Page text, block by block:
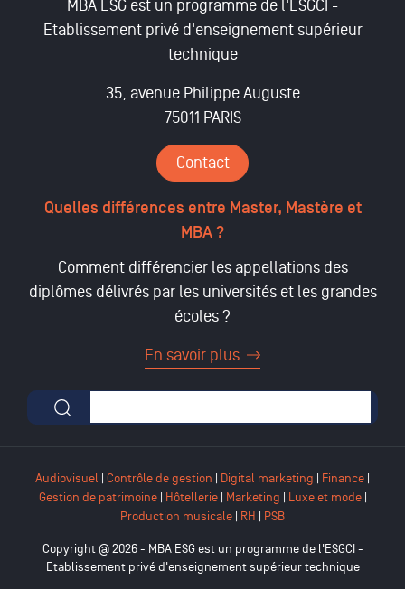
MBA ESG est un programme de l'ESGCI -
Etablissement privé d'enseignement supérieur
technique
35, avenue Philippe Auguste
75011 PARIS
Contact
Quelles différences entre Master, Mastère et
MBA ?
Comment différencier les appellations des
diplômes délivrés par les universités et les grandes
écoles ?
En savoir plus
Formulaire de recherche
Audiovisuel | Contrôle de gestion | Digital marketing | Finance |
Gestion de patrimoine| Hôtellerie| Marketing | Luxe et mode|
Production musicale | RH | PSB
Copyright @ 2026 - MBA ESG est un programme de l'ESGCI -
Etablissement privé d'enseignement supérieur technique